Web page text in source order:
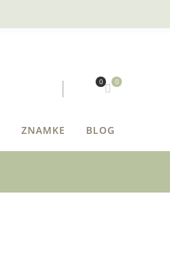
0
0
ZNAMKE BLOG